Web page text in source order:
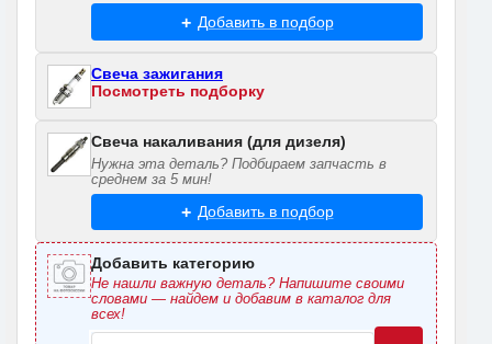
Добавить в подбор
Свеча зажигания
Посмотреть подборку
Свеча накаливания (для дизеля)
Нужна эта деталь? Подбираем запчасть в
среднем за 5 мин!
Добавить в подбор
Добавить категорию
Не нашли важную деталь? Напишите своими
словами — найдем и добавим в каталог для
всех!